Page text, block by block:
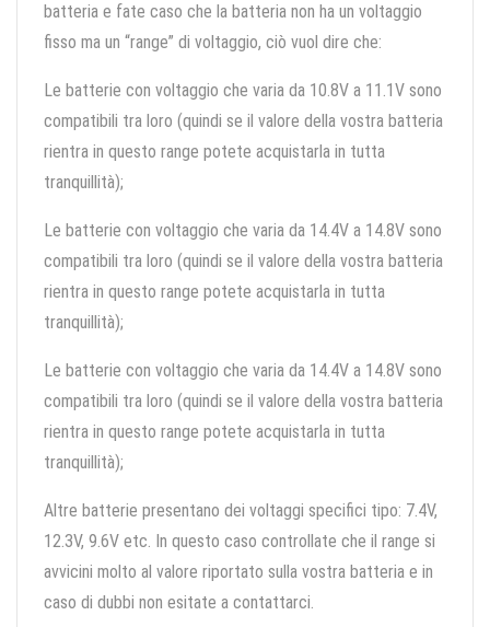
batteria e fate caso che la batteria non ha un voltaggio
fisso ma un “range” di voltaggio, ciò vuol dire che:
Le batterie con voltaggio che varia da 10.8V a 11.1V sono
compatibili tra loro (quindi se il valore della vostra batteria
rientra in questo range potete acquistarla in tutta
tranquillità);
Le batterie con voltaggio che varia da 14.4V a 14.8V sono
compatibili tra loro (quindi se il valore della vostra batteria
rientra in questo range potete acquistarla in tutta
tranquillità);
Le batterie con voltaggio che varia da 14.4V a 14.8V sono
compatibili tra loro (quindi se il valore della vostra batteria
rientra in questo range potete acquistarla in tutta
tranquillità);
Altre batterie presentano dei voltaggi specifici tipo: 7.4V,
12.3V, 9.6V etc. In questo caso controllate che il range si
avvicini molto al valore riportato sulla vostra batteria e in
caso di dubbi non esitate a contattarci.